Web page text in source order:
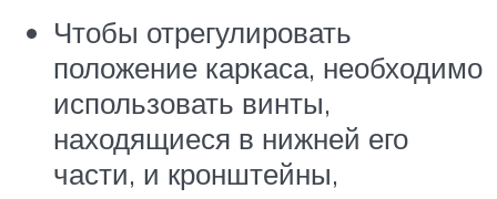
Чтобы отрегулировать
положение каркаса, необходимо
использовать винты,
находящиеся в нижней его
части, и кронштейны,